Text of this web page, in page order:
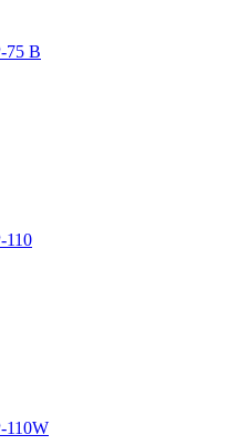
75 B
110
110W